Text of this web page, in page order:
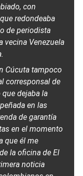
con
redondeaba
de periodista
vecina Venezuela
Cúcuta tampoco
corresponsal de
dejaba la
en las
de garantía
en el momento
que él me
la oficina de El
noticia